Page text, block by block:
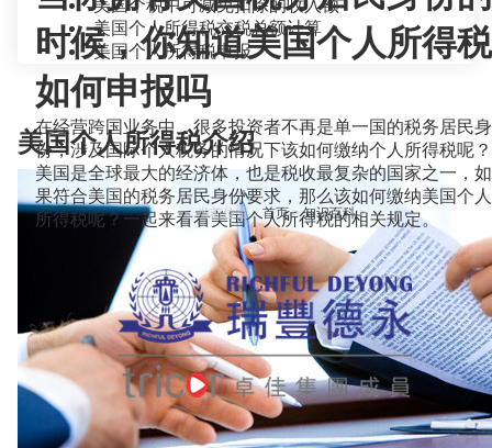
当前位置：首页>知识百科>
时候，你知道美国个人所得税
如何申报吗
在经营跨国业务中，很多投资者不再是单一国的税务居民身
份，涉及国际个人税务的情况下该如何缴纳个人所得税呢？
美国是全球最大的经济体，也是税收最复杂的国家之一，如
果符合美国的税务居民身份要求，那么该如何缴纳美国个人
所得税呢？一起来看看美国个人所得税的相关规定。
美国个税中可减免扣除的收入额
美国个人所得税交税总额计算
美国个人所得税申报
美国个人所得税介绍